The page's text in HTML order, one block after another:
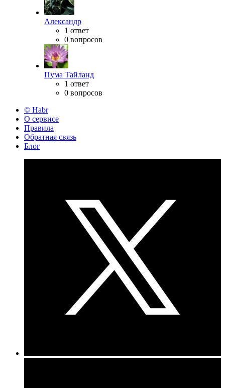
Александр
1 ответ
0 вопросов
Пума Тайланд
1 ответ
0 вопросов
© Habr
О сервисе
Правила
Обратная связь
Блог